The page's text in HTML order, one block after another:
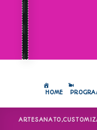
HOME
ARTESANATO,